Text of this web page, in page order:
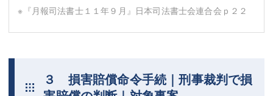
※『月報司法書士１１年９月』日本司法書士会連合会ｐ２２
３ 損害賠償命令手続｜刑事裁判で損